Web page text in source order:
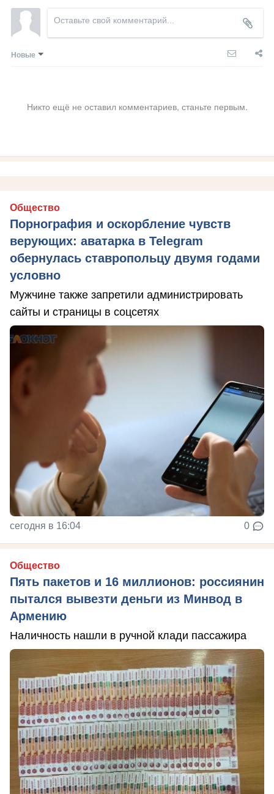
Новые
Никто ещё не оставил комментариев, станьте первым.
Общество
Порнография и оскорбление чувств
верующих: аватарка в Telegram
обернулась ставропольцу двумя годами
условно
Мужчине также запретили администрировать
сайты и страницы в соцсетях
сегодня в 16:04 0
Общество
Пять пакетов и 16 миллионов: россиянин
пытался вывезти деньги из Минвод в
Армению
Наличность нашли в ручной клади пассажира